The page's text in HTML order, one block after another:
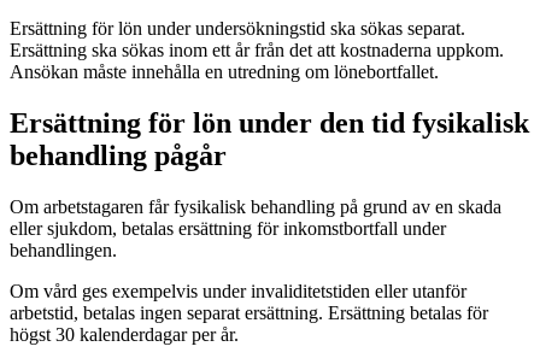
Ersättning för lön under undersökningstid ska sökas separat.
Ersättning ska sökas inom ett år från det att kostnaderna uppkom.
Ansökan måste innehålla en utredning om lönebortfallet.
Ersättning för lön under den tid fysikalisk
behandling pågår
Om arbetstagaren får fysikalisk behandling på grund av en skada
eller sjukdom, betalas ersättning för inkomstbortfall under
behandlingen.
Om vård ges exempelvis under invaliditetstiden eller utanför
arbetstid, betalas ingen separat ersättning. Ersättning betalas för
högst 30 kalenderdagar per år.